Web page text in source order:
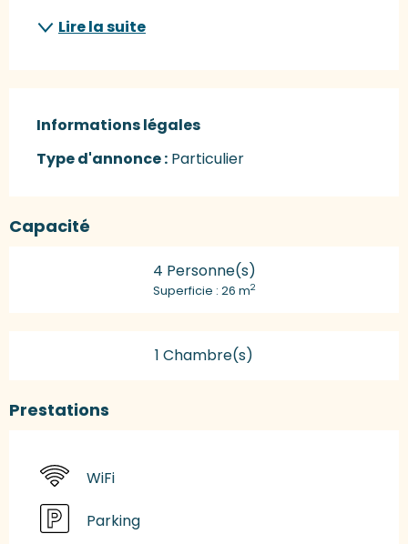
Lire la suite
Informations légales
Informations légales
Type d'annonce : Particulier
Capacité
4 Personne(s)
Superficie : 26 m2
1 Chambre(s)
Prestations
WiFi
Parking